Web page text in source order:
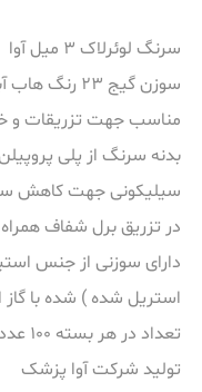
سرنگ لوئرلاک 3 میل آوا
سوزن گیج 23 رنگ هاب آبی حجم 3 ml
مناسب جهت تزریقات و
بدنه سرنگ از پلی
سیلیکونی جهت کاهش
در تزریق برل شفاف
استریل شده ) شده با گاز
تعداد در هر بسته 100 عدد تعداد در هر کارتن 1000 عدد
تولید شرکت آوا پزشک